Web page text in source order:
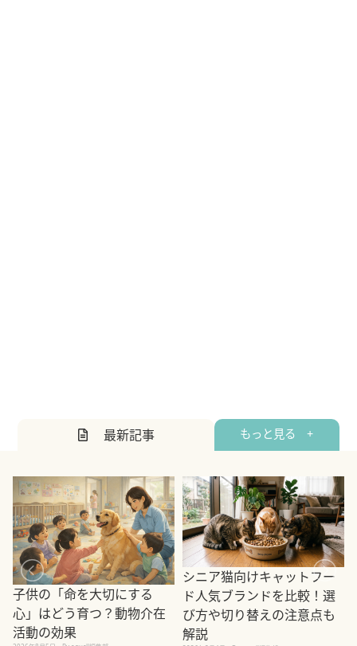
最新記事 もっと見る +
子供の「命を大切にする
心」はどう育つ？動物介在
活動の効果
シニア猫向けキャットフー
ド人気ブランドを比較！選
び方や切り替えの注意点も
解説